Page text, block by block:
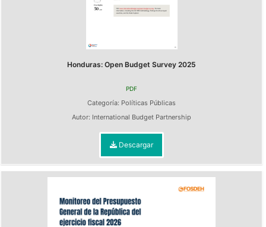
Honduras: Open Budget Survey 2025
PDF
Categoría: Políticas Públicas
Autor: International Budget Partnership
Descargar